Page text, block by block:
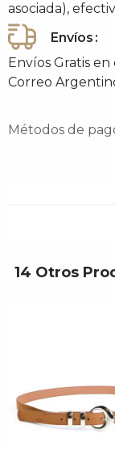
asociada),
Envíos
Envíos Gratis
Correo
Métodos de
14 Otros